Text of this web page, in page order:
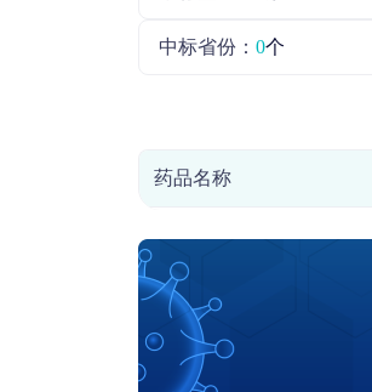
中标省份： 0个
药品名称